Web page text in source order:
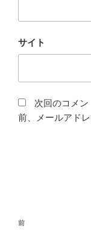
サイト
次回のコメ
前、メールアド
投
前
前